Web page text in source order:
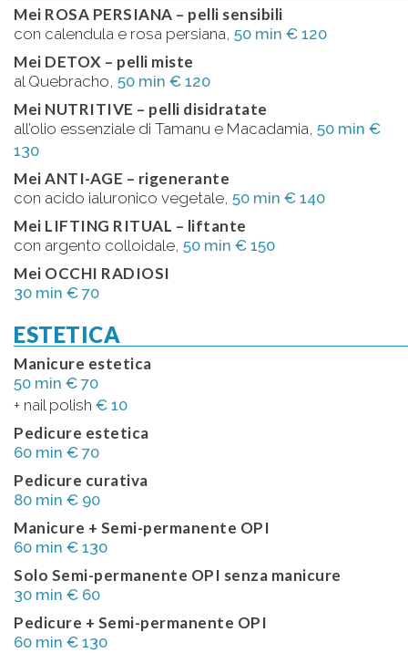
Mei ROSA PERSIANA – pelli sensibili
con calendula e rosa persiana, 50 min € 120
Mei DETOX – pelli miste
al Quebracho, 50 min € 120
Mei NUTRITIVE – pelli disidratate
all’olio essenziale di Tamanu e Macadamia, 50 min €
130
Mei ANTI-AGE – rigenerante
con acido ialuronico vegetale, 50 min € 140
Mei LIFTING RITUAL – liftante
con argento colloidale, 50 min € 150
Mei OCCHI RADIOSI
30 min € 70
ESTETICA
Manicure estetica
50 min € 70
+ nail polish € 10
Pedicure estetica
60 min € 70
Pedicure curativa
80 min € 90
Manicure + Semi-permanente OPI
60 min € 130
Solo Semi-permanente OPI senza manicure
30 min € 60
Pedicure + Semi-permanente OPI
60 min € 130